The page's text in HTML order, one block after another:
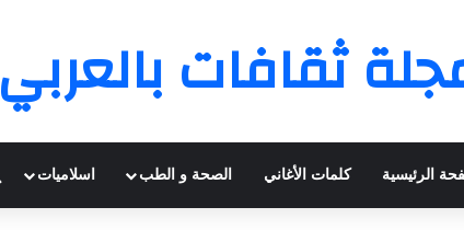
ثقافات بالعربي
الرئيسية كلمات الأغاني الصحة و الطب اسلاميات